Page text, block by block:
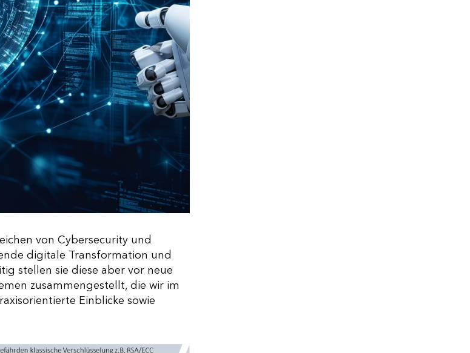
von Cybersecurity und
digitale Transformation und
stellen sie diese aber vor neue
zusammengestellt, die wir im
Einblicke sowie